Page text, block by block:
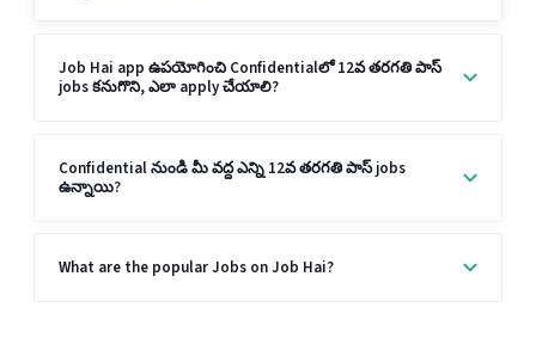
Job Hai app ఉపయోగించి Confidentialలో 12వ తరగతి పాస్
jobs కనుగొని, ఎలా apply చేయాలి?
Confidential నుండి మీ వద్ద ఎన్ని 12వ తరగతి పాస్ jobs
ఉన్నాయి?
What are the popular Jobs on Job Hai?